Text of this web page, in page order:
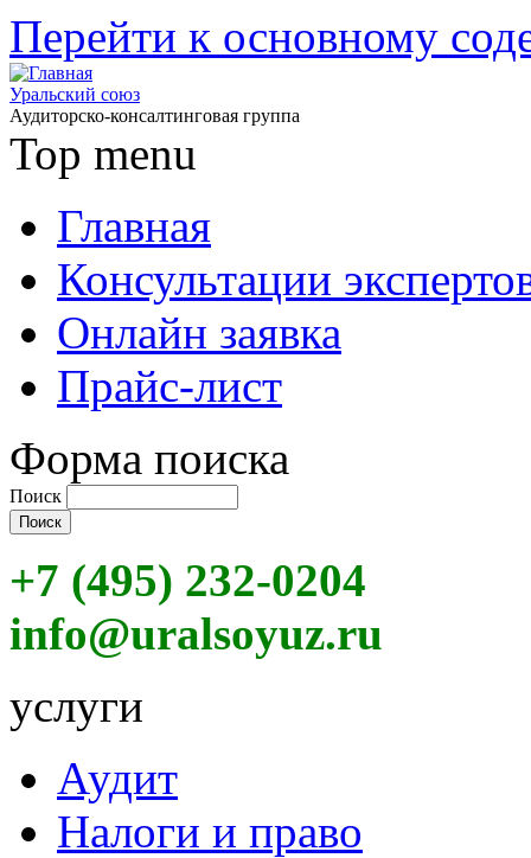
Перейти к основному
Уральский союз
Аудиторско-консалтинговая группа
Top menu
Главная
Консультации
Онлайн заявка
Прайс-лист
Форма поиска
Поиск
+7 (495) 232-0204
info@uralsoyuz.ru
услуги
Аудит
Налоги и право